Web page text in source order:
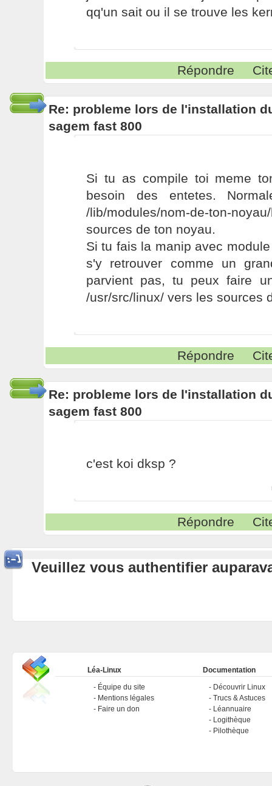
qq'un sait ou il se trouve les
Répondre
Re: probleme lors de l'installation
sagem fast 800
Si tu as compile toi meme
besoin des entetes.
/lib/modules/nom-de-ton-
sources de ton noyau.
Si tu fais la manip avec
s'y retrouver comme un
parvient pas, tu peux faire
/usr/src/linux/ vers les sources
Répondre
Re: probleme lors de l'installation
sagem fast 800
c'est koi dksp ?
Répondre
Veuillez vous authentifier
Léa-Linux
Équipe du site
Mentions légales
Faire un don
Documentation
Découvrir Linux
Trucs & Astuces
Léannuaire
Logithèque
Pilothèque